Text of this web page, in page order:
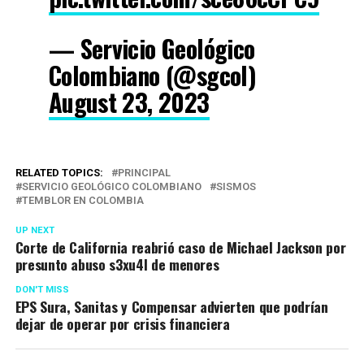
— Servicio Geológico
Colombiano (@sgcol)
August 23, 2023
RELATED TOPICS:
PRINCIPAL
SERVICIO GEOLÓGICO COLOMBIANO
SISMOS
TEMBLOR EN COLOMBIA
UP NEXT
Corte de California reabrió caso de Michael Jackson por
presunto abuso s3xu4l de menores
DON'T MISS
EPS Sura, Sanitas y Compensar advierten que podrían
dejar de operar por crisis financiera